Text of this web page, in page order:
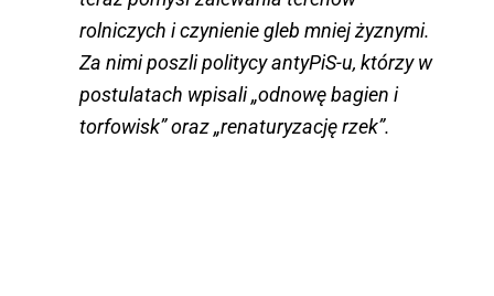
rolniczych i czynienie gleb mniej żyznymi.
Za nimi poszli politycy antyPiS-u, którzy w
postulatach wpisali „odnowę bagien i
torfowisk” oraz „renaturyzację rzek”.